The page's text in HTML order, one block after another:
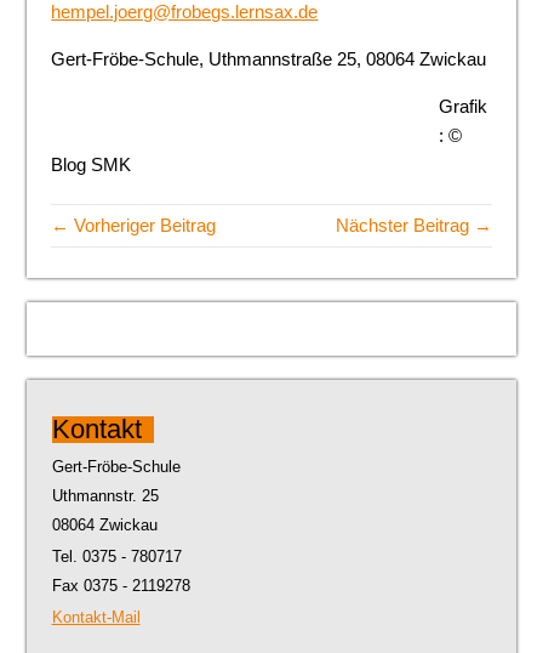
hempel.joerg@frobegs.lernsax.de
Gert-Fröbe-Schule, Uthmannstraße 25, 08064 Zwickau
Grafik
: ©
Blog SMK
← Vorheriger Beitrag Nächster Beitrag →
Kontakt
Gert-Fröbe-Schule
Uthmannstr. 25
08064 Zwickau
Tel. 0375 - 780717
Fax 0375 - 2119278
Kontakt-Mail